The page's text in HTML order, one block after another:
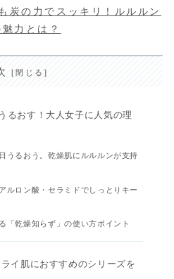
炭の力でスッキリ！ルルルン
力とは？
るおす！大人女子に人気の理
うるおう。乾燥肌にルルルンが支持
ルロン酸・セラミドでしっとりキー
「乾燥知らず」の使い方ポイント
イ肌におすすめのシリーズを